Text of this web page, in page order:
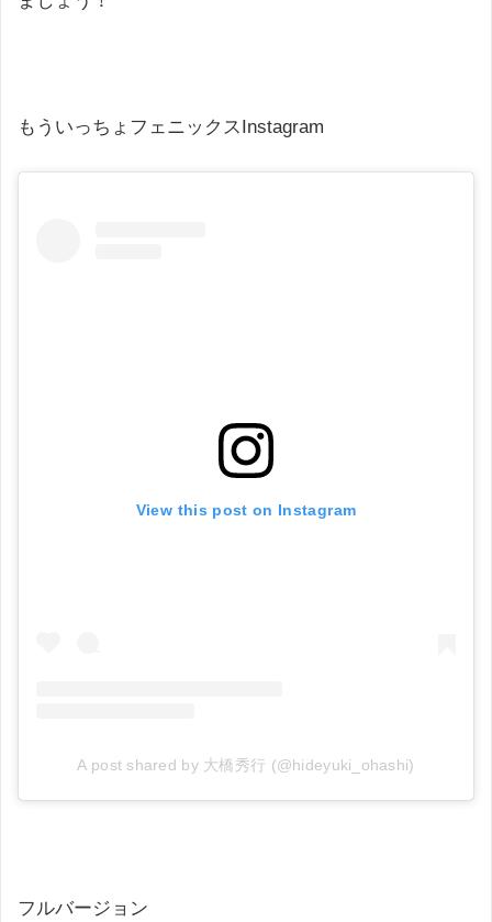
もういっちょフェニックスInstagram
View this post on Instagram
A post shared by 大橋秀行 (@hideyuki_ohashi)
フルバージョン